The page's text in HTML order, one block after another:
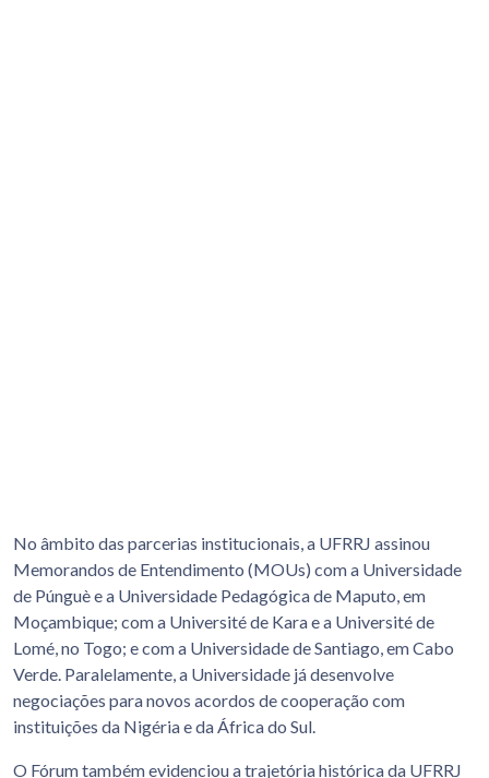
No âmbito das parcerias institucionais, a UFRRJ assinou
Memorandos de Entendimento (MOUs) com a Universidade
de Púnguè e a Universidade Pedagógica de Maputo, em
Moçambique; com a Université de Kara e a Université de
Lomé, no Togo; e com a Universidade de Santiago, em Cabo
Verde. Paralelamente, a Universidade já desenvolve
negociações para novos acordos de cooperação com
instituições da Nigéria e da África do Sul.
O Fórum também evidenciou a trajetória histórica da UFRRJ